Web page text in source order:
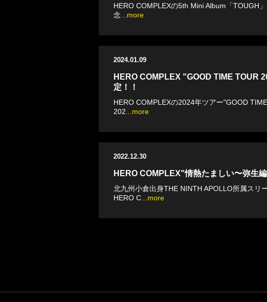
HERO COMPLEXの5th Mini Album「TOUGH
念 ...more
2024.01.09
HERO COMPLEX "GOOD TIME TOUR
定！！
HERO COMPLEXの2024年ツアー"GOOD
202 ...more
2022.12.30
HERO COMPLEX"情熱たましい〜弥生
北九州小倉出身THE NINTH APOLLO所属スリ
HERO C ...more